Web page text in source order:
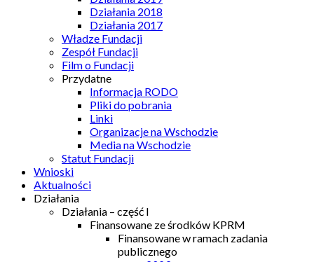
Działania 2018
Działania 2017
Władze Fundacji
Zespół Fundacji
Film o Fundacji
Przydatne
Informacja RODO
Pliki do pobrania
Linki
Organizacje na Wschodzie
Media na Wschodzie
Statut Fundacji
Wnioski
Aktualności
Działania
Działania – część I
Finansowane ze środków KPRM
Finansowane w ramach zadania
publicznego